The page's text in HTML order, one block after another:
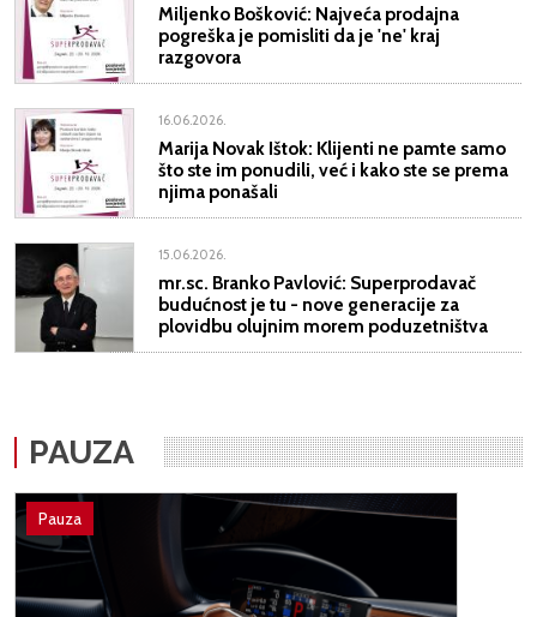
Miljenko Bošković: Najveća prodajna
pogreška je pomisliti da je 'ne' kraj
razgovora
16.06.2026.
Marija Novak Ištok: Klijenti ne pamte samo
što ste im ponudili, već i kako ste se prema
njima ponašali
15.06.2026.
mr.sc. Branko Pavlović: Superprodavač
budućnost je tu - nove generacije za
plovidbu olujnim morem poduzetništva
PAUZA
Pauza